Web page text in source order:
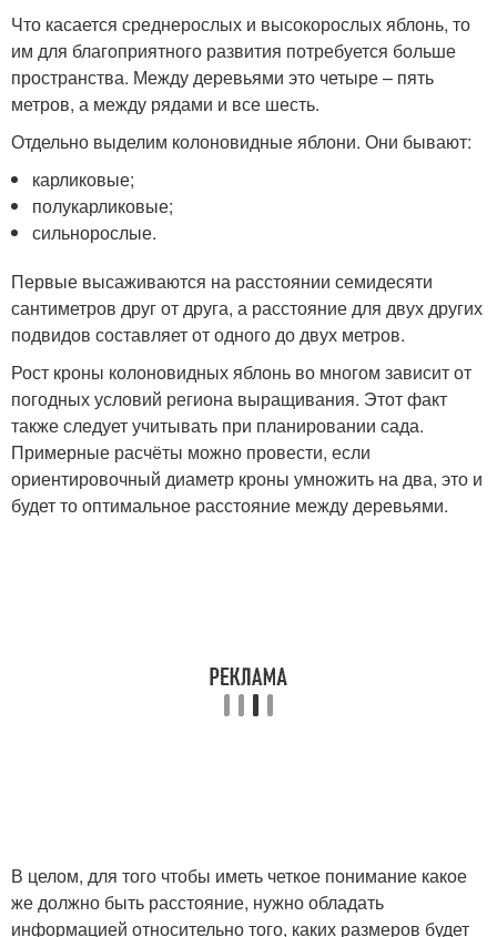
Что касается среднерослых и высокорослых яблонь, то
им для благоприятного развития потребуется больше
пространства. Между деревьями это четыре – пять
метров, а между рядами и все шесть.
Отдельно выделим колоновидные яблони. Они бывают:
карликовые;
полукарликовые;
сильнорослые.
Первые высаживаются на расстоянии семидесяти
сантиметров друг от друга, а расстояние для двух других
подвидов составляет от одного до двух метров.
Рост кроны колоновидных яблонь во многом зависит от
погодных условий региона выращивания. Этот факт
также следует учитывать при планировании сада.
Примерные расчёты можно провести, если
ориентировочный диаметр кроны умножить на два, это и
будет то оптимальное расстояние между деревьями.
В целом, для того чтобы иметь четкое понимание какое
же должно быть расстояние, нужно обладать
информацией относительно того, каких размеров будет